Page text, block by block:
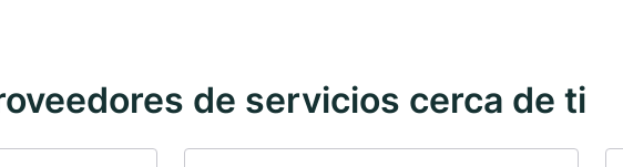
de servicios cerca de ti